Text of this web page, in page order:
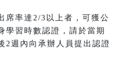
席率達2/3以上者，可獲公
學習時數認證，請於當期
2週內向承辦人員提出認證